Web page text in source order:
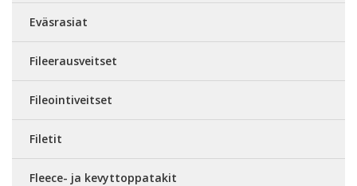
Eväsrasiat
Fileerausveitset
Fileointiveitset
Filetit
Fleece- ja kevyttoppatakit